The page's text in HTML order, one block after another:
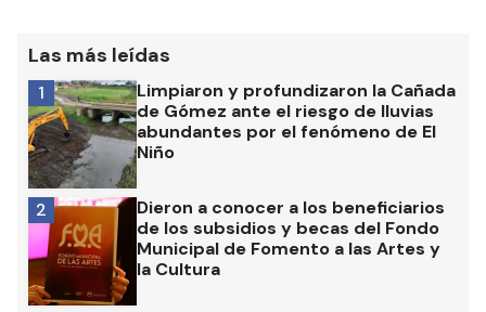
Las más leídas
Limpiaron y profundizaron la Cañada
de Gómez ante el riesgo de lluvias
abundantes por el fenómeno de El
Niño
1
Dieron a conocer a los beneficiarios
de los subsidios y becas del Fondo
Municipal de Fomento a las Artes y
la Cultura
2